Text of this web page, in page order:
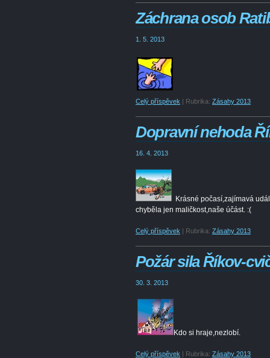
Záchrana osob
1. 5. 2013
Celý příspěvek | Rubrika: Zásahy 2013
Dopravní nehoda
16. 4. 2013
Krásné počasí,zajímavá
chyběla jen maličkost,naše účást. :(
Celý příspěvek | Rubrika: Zásahy 2013
Požár sila Říkov-
30. 3. 2013
Kdo si hraje,nezlobí.
Celý příspěvek | Rubrika: Zásahy 2013